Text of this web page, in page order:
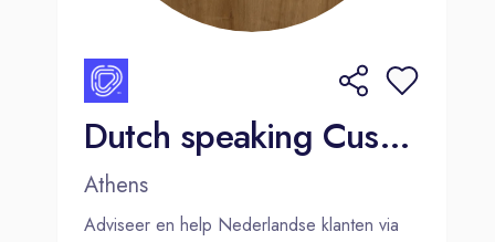
en Oud-Beijerland. Al ruim 75 jaar is
mobiliteit in de Drechtsteden en
omgeving, gespecialiseerd in de
merken Audi, SEAT, Škoda, CUPRA,
Volkswagen en Volkswagen
Dutch speaking Customer Advisor - Athens, Greece
Athens
Adviseer en help Nederlandse klanten via